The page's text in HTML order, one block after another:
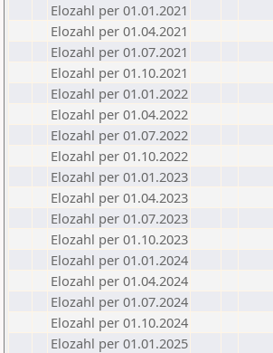
Elozahl per 01.01.2021
Elozahl per 01.04.2021
Elozahl per 01.07.2021
Elozahl per 01.10.2021
Elozahl per 01.01.2022
Elozahl per 01.04.2022
Elozahl per 01.07.2022
Elozahl per 01.10.2022
Elozahl per 01.01.2023
Elozahl per 01.04.2023
Elozahl per 01.07.2023
Elozahl per 01.10.2023
Elozahl per 01.01.2024
Elozahl per 01.04.2024
Elozahl per 01.07.2024
Elozahl per 01.10.2024
Elozahl per 01.01.2025